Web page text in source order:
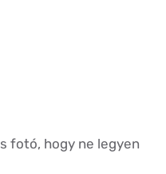
fotó, hogy ne legyen